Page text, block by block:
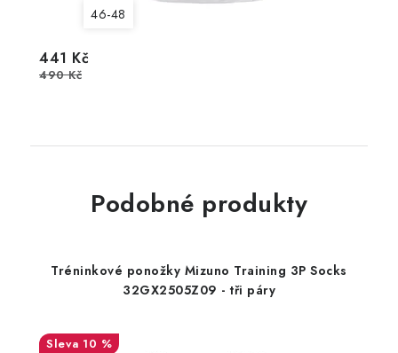
46-48
441 Kč
490 Kč
Podobné produkty
Tréninkové ponožky Mizuno Training 3P Socks
32GX2505Z09 - tři páry
10 %